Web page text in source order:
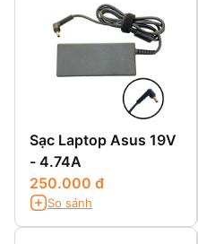
Sạc Laptop Asus 19V
- 4.74A
250.000 đ
So sánh